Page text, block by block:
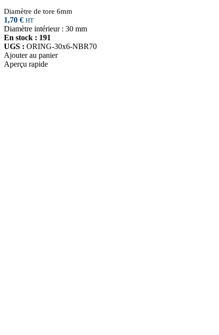
Diamètre de tore 6mm
1,70 € HT
Diamètre intérieur : 30 mm
En stock : 191
UGS : ORING-30x6-NBR70
Ajouter au panier
Aperçu rapide